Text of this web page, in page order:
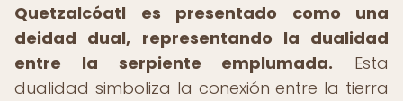
Quetzalcóatl es presentado como una
deidad dual, representando la dualidad
entre la serpiente emplumada. Esta
dualidad simboliza la conexión entre la tierra